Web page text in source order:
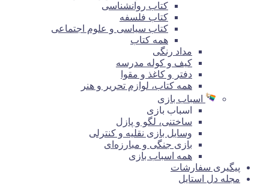
کتاب روانشناسی
کتاب فلسفه
کتاب سیاسی و علوم اجتماعی
همه کتاب
مداد رنگی
کیف و کوله مدرسه
دفتر و کاغذ و مقوا
همه کتاب، لوازم تحریر و هنر
اسباب بازی
اسباب بازی
ساختنی، لگو و پازل
وسایل بازی نقلیه و کنترلی
بازی جنگی و مبارزه‌ای
همه اسباب بازی
پیگیری سفارشات
مجله دل استایل